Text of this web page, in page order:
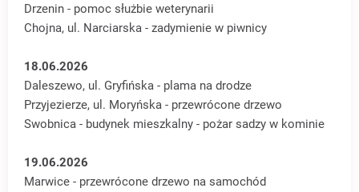
Drzenin - pomoc służbie weterynarii
Chojna, ul. Narciarska - zadymienie w piwnicy
18.06.2026
Daleszewo, ul. Gryfińska - plama na drodze
Przyjezierze, ul. Moryńska - przewrócone drzewo
Swobnica - budynek mieszkalny - pożar sadzy w kominie
19.06.2026
Marwice - przewrócone drzewo na samochód